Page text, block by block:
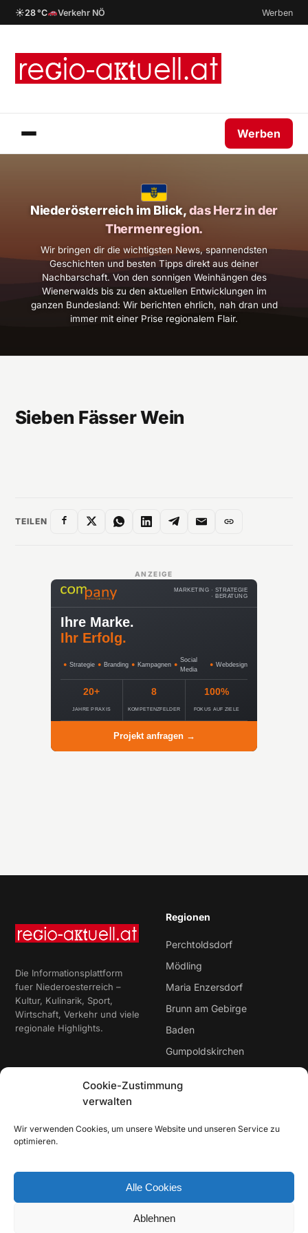
Cookie-Zustimmung
verwalten
Wir verwenden Cookies, um unsere Website und unseren Service zu
optimieren.
Alle Cookies
Ablehnen
☀28 °C Verkehr NÖ Werben
Werben
Niederösterreich im Blick,das Herz in der
Thermenregion.
Wir bringen dir die wichtigsten News, spannendsten
Geschichten und besten Tipps direkt aus deiner
Nachbarschaft. Von den sonnigen Weinhängen des
Wienerwalds bis zu den aktuellen Entwicklungen im
ganzen Bundesland: Wir berichten ehrlich, nah dran und
immer mit einer Prise regionalem Flair.
Sieben Fässer Wein
TEILEN
ANZEIGE
MARKETING · STRATEGIE
· BERATUNG
Ihre Marke.
Ihr Erfolg.
● Strategie ● Branding ● Kampagnen ●
Social
Media
● Webdesign
20+
JAHRE PRAXIS
8
KOMPETENZFELDER
100%
FOKUS AUF ZIELE
Projekt anfragen →
Die Informationsplattform
fuer Niederoesterreich –
Kultur, Kulinarik, Sport,
Wirtschaft, Verkehr und viele
regionale Highlights.
Regionen
Perchtoldsdorf
Mödling
Maria Enzersdorf
Brunn am Gebirge
Baden
Gumpoldskirchen
Werben / Mediadaten
Service